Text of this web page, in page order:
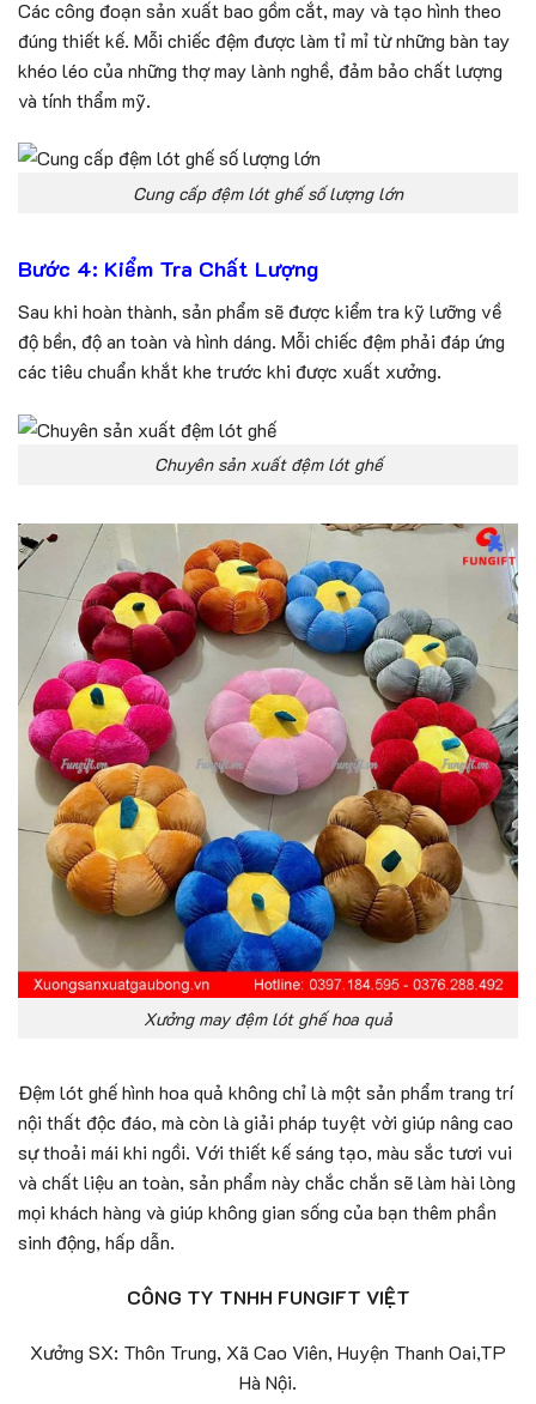
Các công đoạn sản xuất bao gồm cắt, may và tạo hình theo
đúng thiết kế. Mỗi chiếc đệm được làm tỉ mỉ từ những bàn tay
khéo léo của những thợ may lành nghề, đảm bảo chất lượng
và tính thẩm mỹ.
Cung cấp đệm lót ghế số lượng lớn
Bước 4: Kiểm Tra Chất Lượng
Sau khi hoàn thành, sản phẩm sẽ được kiểm tra kỹ lưỡng về
độ bền, độ an toàn và hình dáng. Mỗi chiếc đệm phải đáp ứng
các tiêu chuẩn khắt khe trước khi được xuất xưởng.
Chuyên sản xuất đệm lót ghế
Xưởng may đệm lót ghế hoa quả
Đệm lót ghế hình hoa quả không chỉ là một sản phẩm trang trí
nội thất độc đáo, mà còn là giải pháp tuyệt vời giúp nâng cao
sự thoải mái khi ngồi. Với thiết kế sáng tạo, màu sắc tươi vui
và chất liệu an toàn, sản phẩm này chắc chắn sẽ làm hài lòng
mọi khách hàng và giúp không gian sống của bạn thêm phần
sinh động, hấp dẫn.
CÔNG TY TNHH FUNGIFT VIỆT
Xưởng SX: Thôn Trung, Xã Cao Viên, Huyện Thanh Oai,TP
Hà Nội.